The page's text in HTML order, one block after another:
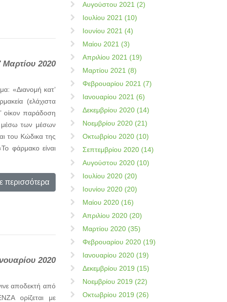
Μαρτίου 2020
«Διανομή κατ’
(ελάχιστα
οίκον παράδοση
μέσω των μέσων
του Κώδικα της
φάρμακο είναι
περισσότερα
2020
αποδεκτή από
ορίζεται με
Αυγούστου 2021 (2)
Ιουλίου 2021 (10)
Ιουνίου 2021 (4)
Μαίου 2021 (3)
Απριλίου 2021 (19)
Μαρτίου 2021 (8)
Φεβρουαρίου 2021 (7)
Ιανουαρίου 2021 (6)
Δεκεμβρίου 2020 (14)
Νοεμβρίου 2020 (21)
Οκτωβρίου 2020 (10)
Σεπτεμβρίου 2020 (14)
Αυγούστου 2020 (10)
Ιουλίου 2020 (20)
Ιουνίου 2020 (20)
Μαίου 2020 (16)
Απριλίου 2020 (20)
Μαρτίου 2020 (35)
Φεβρουαρίου 2020 (19)
Ιανουαρίου 2020 (19)
Δεκεμβρίου 2019 (15)
Νοεμβρίου 2019 (22)
Οκτωβρίου 2019 (26)